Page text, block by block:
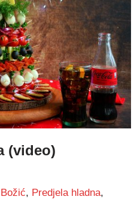
(video)
, Predjela hladna,